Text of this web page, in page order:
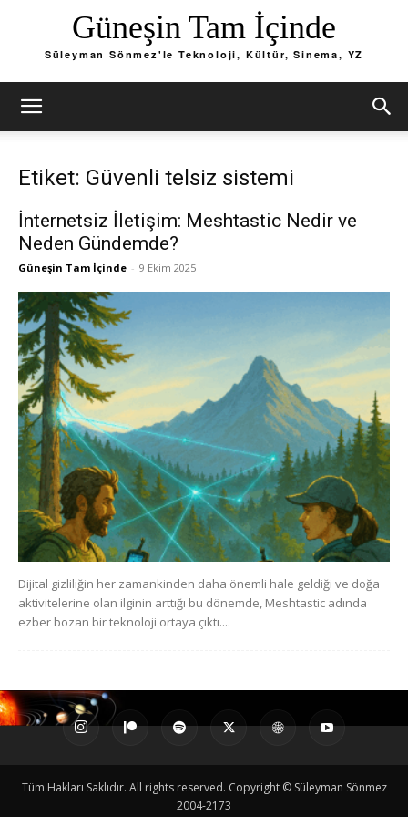
Güneşin Tam İçinde
Süleyman Sönmez'le Teknoloji, Kültür, Sinema, YZ
Etiket: Güvenli telsiz sistemi
İnternetsiz İletişim: Meshtastic Nedir ve
Neden Gündemde?
Güneşin Tam İçinde - 9 Ekim 2025
Dijital gizliliğin her zamankinden daha önemli hale geldiği ve doğa
aktivitelerine olan ilginin arttığı bu dönemde, Meshtastic adında
ezber bozan bir teknoloji ortaya çıktı....
Tüm Hakları Saklıdır. All rights reserved. Copyright © Süleyman Sönmez
2004-2173